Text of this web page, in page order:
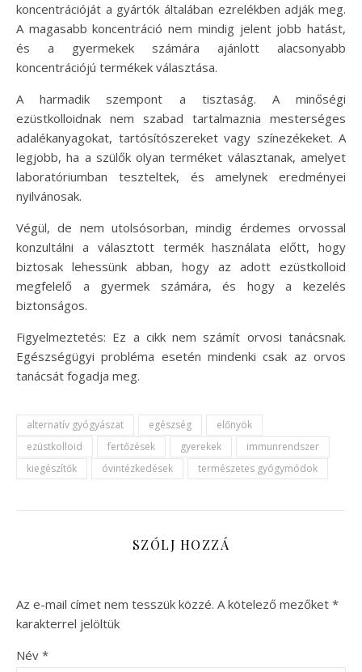
koncentrációját a gyártók általában ezrelékben adják meg.
A magasabb koncentráció nem mindig jelent jobb hatást,
és a gyermekek számára ajánlott alacsonyabb
koncentrációjú termékek választása.
A harmadik szempont a tisztaság. A minőségi
ezüstkolloidnak nem szabad tartalmaznia mesterséges
adalékanyagokat, tartósítószereket vagy színezékeket. A
legjobb, ha a szülők olyan terméket választanak, amelyet
laboratóriumban teszteltek, és amelynek eredményei
nyilvánosak.
Végül, de nem utolsósorban, mindig érdemes orvossal
konzultálni a választott termék használata előtt, hogy
biztosak lehessünk abban, hogy az adott ezüstkolloid
megfelelő a gyermek számára, és hogy a kezelés
biztonságos.
Figyelmeztetés: Ez a cikk nem számít orvosi tanácsnak.
Egészségügyi probléma esetén mindenki csak az orvos
tanácsát fogadja meg.
alternatív gyógyászat egészség
előnyök
ezüstkolloid
fertőzések gyerekek
immunrendszer
kiegészítők
óvintézkedések természetes gyógymódok
SZÓLJ HOZZÁ
Az e-mail címet nem tesszük közzé. A kötelező mezőket *
karakterrel jelöltük
Név *